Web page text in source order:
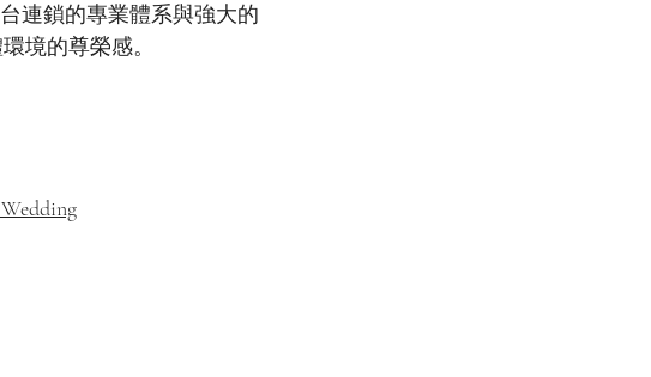
連鎖的專業體系與強大的
境的尊榮感。